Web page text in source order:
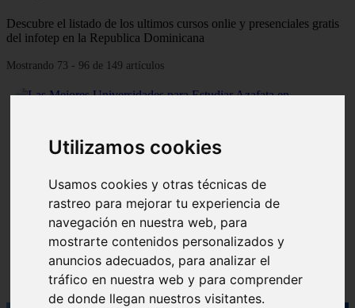
Utilizamos cookies
Usamos cookies y otras técnicas de
rastreo para mejorar tu experiencia de
navegación en nuestra web, para
mostrarte contenidos personalizados y
anuncios adecuados, para analizar el
tráfico en nuestra web y para comprender
de donde llegan nuestros visitantes.
Descubre el listado de los ultimos cursos onlie y presenciales gratis
del infotep en la Republica Dominicana
Mostrando 73 - 96 de 149 artículos
Las Mejores Universidades para Estudiar Azafata en
República Dominicana